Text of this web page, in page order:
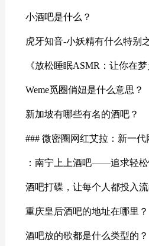
小酒吧是什么？
虎牙知音-小妖精有什么特别
《放松睡眠ASMR：让你在梦
Weme觅圈俏妞是什么意思？
新加坡有哪些有名的酒吧？
### 微密圈网红艾拉：新一
：南宁上上酒吧——追求轻
酒吧打碟，让每个人都投入
重庆皇后酒吧的地址在哪里？
酒吧放的歌都是什么类型的？